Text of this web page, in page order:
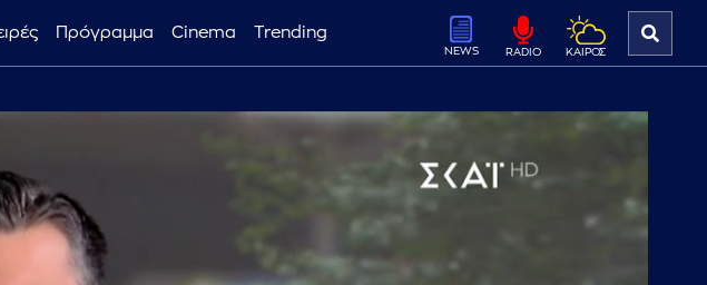
Πρόγραμμα Cinema Trending
NEWS RADIO ΚΑΙΡΟΣ